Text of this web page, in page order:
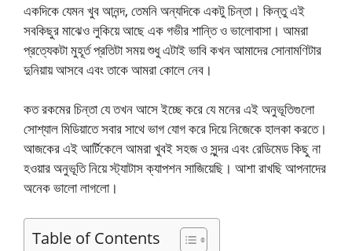
একদিকে যেমন খুব আনন্দ, তেমনি অন্যদিকে একটু চিন্তা। কিন্তু এই
সবকিছুর মাঝেও লুকিয়ে আছে এক গভীর শান্তি ও ভালোবাসা। আমরা
প্রত্যেকটা মুহূর্ত প্রতিটা সময় শুধু এটাই ভাবি কখন আমাদের সোনামণিটার
দুনিয়ায় আসবে এবং তাকে আমরা কোলে নেব।
কত রকমের চিন্তা যে তখন আসে ইচ্ছে করে যে মনের এই অনুভূতিগুলো
সোশ্যাল মিডিয়াতে সবার সাথে ভাগ যোগ করে দিয়ে নিজেকে হালকা করতে।
আজকের এই আর্টিকেলে আমরা খুবই সহজ ও সুন্দর এবং রেডিমেড কিছু না
হওয়ার অনুভূতি নিয়ে স্ট্যাটাস ক্যাপশন সাজিয়েছি। আশা রাখছি আপনাদের
অনেক ভালো লাগলো।
Table of Contents